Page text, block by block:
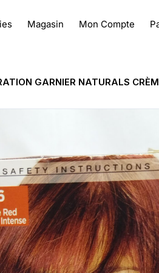
Magasin Mon Compte
GARNIER NATURALS